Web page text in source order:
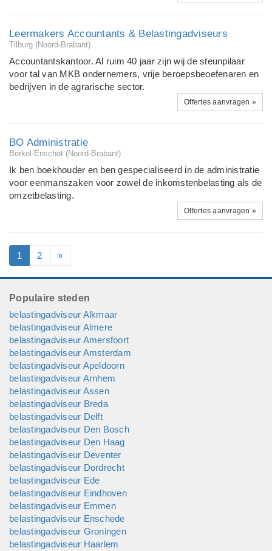
Leermakers Accountants & Belastingadviseurs
Tilburg (Noord-Brabant)
Accountantskantoor. Al ruim 40 jaar zijn wij de steunpilaar
voor tal van MKB ondernemers, vrije beroepsbeoefenaren en
bedrijven in de agrarische sector.
Offertes aanvragen »
BO Administratie
Berkel-Enschot (Noord-Brabant)
Ik ben boekhouder en ben gespecialiseerd in de administratie
voor eenmanszaken voor zowel de inkomstenbelasting als de
omzetbelasting.
Offertes aanvragen »
1 2 »
Populaire steden
belastingadviseur Alkmaar
belastingadviseur Almere
belastingadviseur Amersfoort
belastingadviseur Amsterdam
belastingadviseur Apeldoorn
belastingadviseur Arnhem
belastingadviseur Assen
belastingadviseur Breda
belastingadviseur Delft
belastingadviseur Den Bosch
belastingadviseur Den Haag
belastingadviseur Deventer
belastingadviseur Dordrecht
belastingadviseur Ede
belastingadviseur Eindhoven
belastingadviseur Emmen
belastingadviseur Enschede
belastingadviseur Groningen
belastingadviseur Haarlem